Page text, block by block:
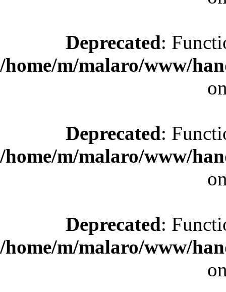
Deprecated:
/home/m/malaro/www/
Deprecated:
/home/m/malaro/www/
Deprecated:
/home/m/malaro/www/